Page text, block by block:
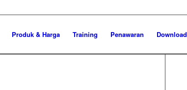
Produk & Harga Training Penawaran Download